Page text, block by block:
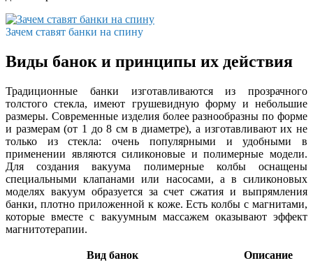
Зачем ставят банки на спину
Виды банок и принципы их действия
Традиционные банки изготавливаются из прозрачного
толстого стекла, имеют грушевидную форму и небольшие
размеры. Современные изделия более разнообразны по форме
и размерам (от 1 до 8 см в диаметре), а изготавливают их не
только из стекла: очень популярными и удобными в
применении являются силиконовые и полимерные модели.
Для создания вакуума полимерные колбы оснащены
специальными клапанами или насосами, а в силиконовых
моделях вакуум образуется за счет сжатия и выпрямления
банки, плотно приложенной к коже. Есть колбы с магнитами,
которые вместе с вакуумным массажем оказывают эффект
магнитотерапии.
Вид банок Описание